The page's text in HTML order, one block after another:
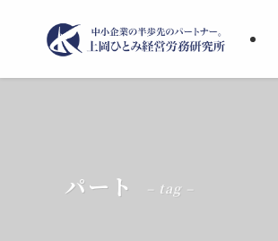
パート – tag –